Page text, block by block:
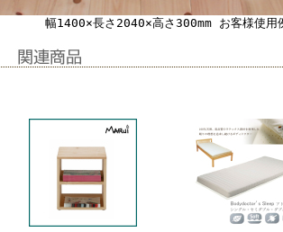
幅1400×長さ2040×高さ300mm お客様使用